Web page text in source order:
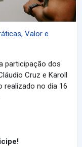
Valor e
participação dos
Cruz e Karoll
realizado no dia 16